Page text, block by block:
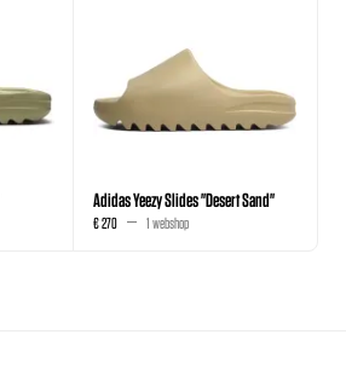
Adidas Yeezy Slides "Desert Sand"
€ 270 1 webshop